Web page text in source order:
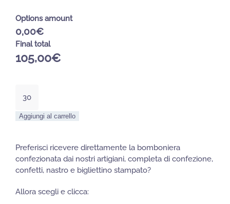
Options amount
0,00€
Final total
105,00€
Vino
in
Aggiungi al carrello
Preferisci ricevere direttamente la bomboniera
confezionata dai nostri artigiani, completa di confezione,
confetti, nastro e bigliettino stampato?
Allora scegli e clicca: